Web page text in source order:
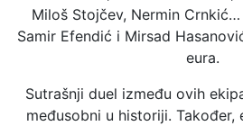
Miloš Stojčev, Nermin
Samir Efendić i Mirsad
eura.
Sutrašnji duel između ovih
međusobni u historiji. Također,